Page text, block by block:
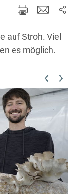
auf Stroh. Viel
es möglich.
Previous
Next